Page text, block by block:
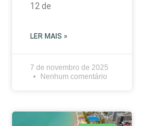
12 de
LER MAIS »
7 de novembro de 2025
Nenhum comentário